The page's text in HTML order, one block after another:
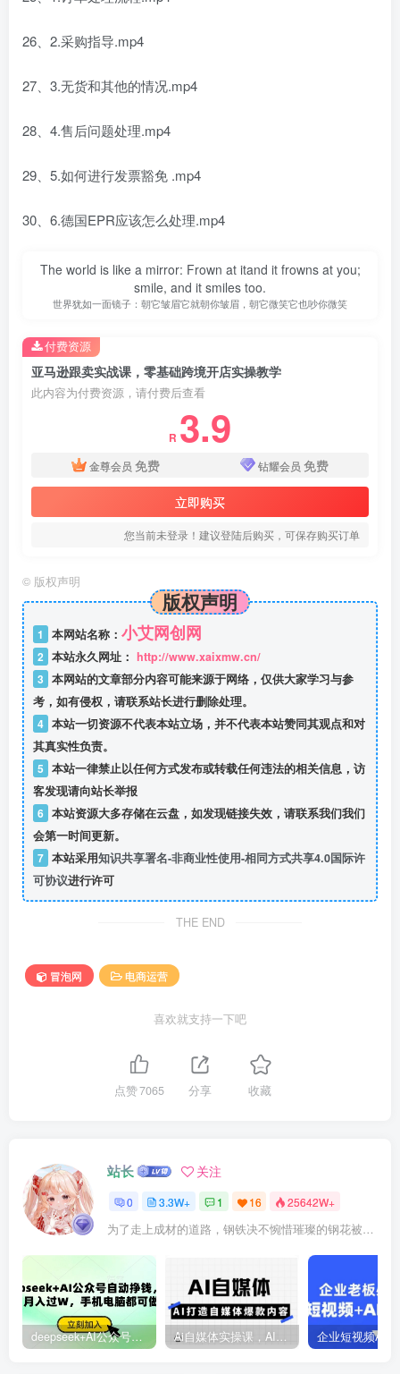
26、2.采购指导.mp4
27、3.无货和其他的情况.mp4
28、4.售后问题处理.mp4
29、5.如何进行发票豁免 .mp4
30、6.德国EPR应该怎么处理.mp4
The world is like a mirror: Frown at itand it frowns at you;
smile, and it smiles too.
世界犹如一面镜子：朝它皱眉它就朝你皱眉，朝它微笑它也吵你微笑
亚马逊跟卖实战课，零基础跨境开店实操教学
此内容为付费资源，请付费后查看
R 3.9
金尊会员 免费 钻耀会员 免费
立即购买
您当前未登录！建议登陆后购买，可保存购买订单
付费资源
© 版权声明
版权声明
1 本网站名称： 小艾网创网
2 本站永久网址： http://www.xaixmw.cn/
3 本网站的文章部分内容可能来源于网络，仅供大家学习与参
考，如有侵权，请联系站长进行删除处理。
4 本站一切资源不代表本站立场，并不代表本站赞同其观点和对
其真实性负责。
5 本站一律禁止以任何方式发布或转载任何违法的相关信息，访
客发现请向站长举报
6 本站资源大多存储在云盘，如发现链接失效，请联系我们我们
会第一时间更新。
7 本站采用知识共享署名-非商业性使用-相同方式共享4.0国际许
可协议进行许可
THE END
冒泡网 电商运营
喜欢就支持一下吧
点赞7065 分享 收藏
站长 关注
0 3.3W+ 1 16 25642W+
为了走上成材的道路，钢铁决不惋惜璀璨的钢花被遗弃
deepseek+AI公众号自动挣钱，轻松月入过W，手机电脑都可做 Ai自媒体实操课，AI打造自媒体爆款内容